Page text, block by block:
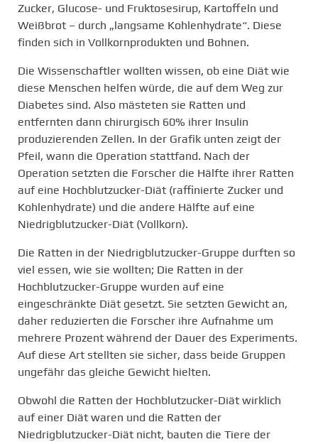
Zucker, Glucose- und Fruktosesirup, Kartoffeln und
Weißbrot – durch „langsame Kohlenhydrate“. Diese
finden sich in Vollkornprodukten und Bohnen.
Die Wissenschaftler wollten wissen, ob eine Diät wie
diese Menschen helfen würde, die auf dem Weg zur
Diabetes sind. Also mästeten sie Ratten und
entfernten dann chirurgisch 60% ihrer Insulin
produzierenden Zellen. In der Grafik unten zeigt der
Pfeil, wann die Operation stattfand. Nach der
Operation setzten die Forscher die Hälfte ihrer Ratten
auf eine Hochblutzucker-Diät (raffinierte Zucker und
Kohlenhydrate) und die andere Hälfte auf eine
Niedrigblutzucker-Diät (Vollkorn).
Die Ratten in der Niedrigblutzucker-Gruppe durften so
viel essen, wie sie wollten; Die Ratten in der
Hochblutzucker-Gruppe wurden auf eine
eingeschränkte Diät gesetzt. Sie setzten Gewicht an,
daher reduzierten die Forscher ihre Aufnahme um
mehrere Prozent während der Dauer des Experiments.
Auf diese Art stellten sie sicher, dass beide Gruppen
ungefähr das gleiche Gewicht hielten.
Obwohl die Ratten der Hochblutzucker-Diät wirklich
auf einer Diät waren und die Ratten der
Niedrigblutzucker-Diät nicht, bauten die Tiere der